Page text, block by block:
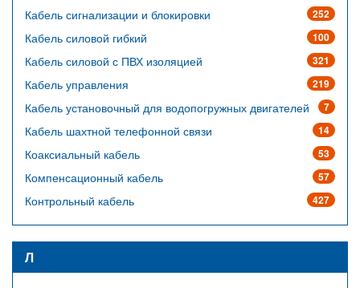
252
Кабель сигнализации и блокировки
100
Кабель силовой гибкий
321
Кабель силовой с ПВХ изоляцией
219
Кабель управления
7
Кабель установочный для водопогружных двигателей
14
Кабель шахтной телефонной связи
53
Коаксиальный кабель
57
Компенсационный кабель
427
Контрольный кабель
Л